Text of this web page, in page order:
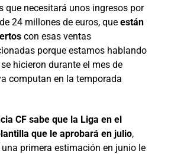
que necesitará unos ingresos por
24 millones de euros, que están
con esas ventas
porque estamos hablando
hicieron durante el mes de
computan en la temporada
CF sabe que la Liga en el
que le aprobará en julio,
primera estimación en junio le